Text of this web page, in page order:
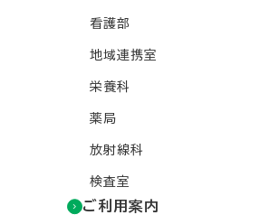
看護部
地域連携室
栄養科
薬局
放射線科
検査室
ご利用案内